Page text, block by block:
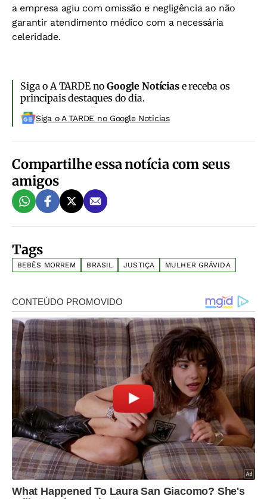
a empresa agiu com omissão e negligência ao não
garantir atendimento médico com a necessária
celeridade.
Siga o A TARDE noGoogle Notíciase receba os
principais destaques do dia.
Siga o A TARDE no Google Noticias
Compartilhe essa notícia com seus
amigos
Tags
BEBÊS MORREM BRASIL JUSTIÇA MULHER GRÁVIDA